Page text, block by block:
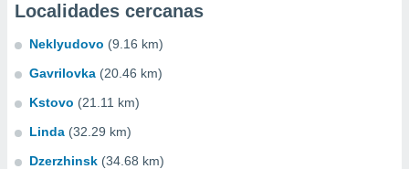
Localidades cercanas
Neklyudovo (9.16 km)
Gavrilovka (20.46 km)
Kstovo (21.11 km)
Linda (32.29 km)
Dzerzhinsk (34.68 km)